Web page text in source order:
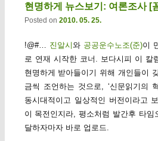
현명하게 뉴스보기: 여론조사 [
Posted on 2010. 05. 25.
!@#… 진알시와 공공운수노조(준)이
로 연재 시작한 코너. 보다시피 이 칼
현명하게 받아들이기 위해 개인들이
금씩 조언하는 것으로, ‘신문읽기의
동시대적이고 일상적인 버전이라고
이 목전인지라, 평소처럼 발간후 타임
달하자마자 바로 업로드.